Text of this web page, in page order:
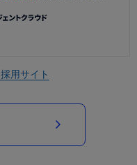
採用サイト